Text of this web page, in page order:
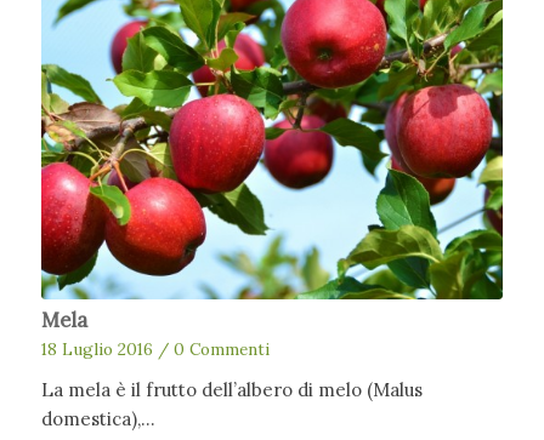
Mela
18 Luglio 2016 / 0 Commenti
La mela è il frutto dell’albero di melo (Malus
domestica),…